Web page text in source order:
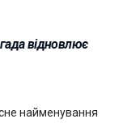
відновлює
найменування